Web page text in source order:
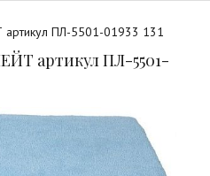
ПЛ-5501-01933 131
артикул ПЛ-5501-